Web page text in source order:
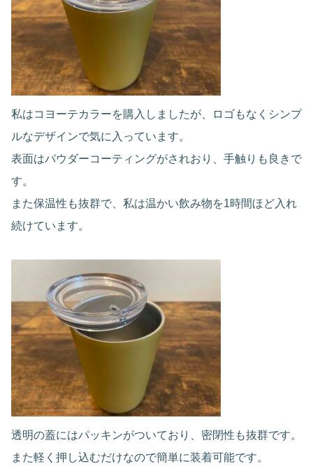
私はコヨーテカラーを購入しましたが、ロゴもなくシンプ
ルなデザインで気に入っています。
表面はパウダーコーティングがされおり、手触りも良きで
す。
また保温性も抜群で、私は温かい飲み物を1時間ほど入れ
続けています。
透明の蓋にはパッキンがついており、密閉性も抜群です。
また軽く押し込むだけなので簡単に装着可能です。